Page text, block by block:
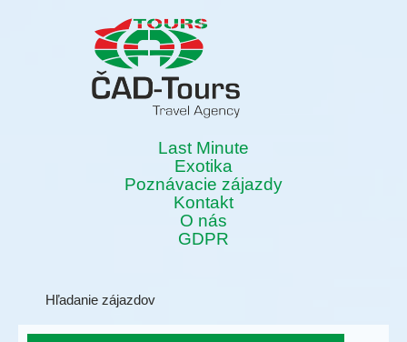
Last Minute
Exotika
Poznávacie zájazdy
Kontakt
O nás
GDPR
Hľadanie zájazdov